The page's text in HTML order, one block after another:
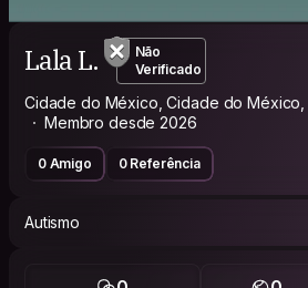
Lala L.
Não
Verificado
Cidade do México, Cidade do
Membro desde 2026
0 Amigo 0 Referência
Autismo